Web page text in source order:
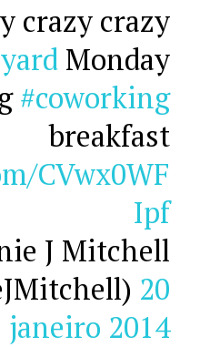
crazy crazy
Monday
#coworking
breakfast
CVwx0WF
Ipf
J Mitchell
20
janeiro 2014